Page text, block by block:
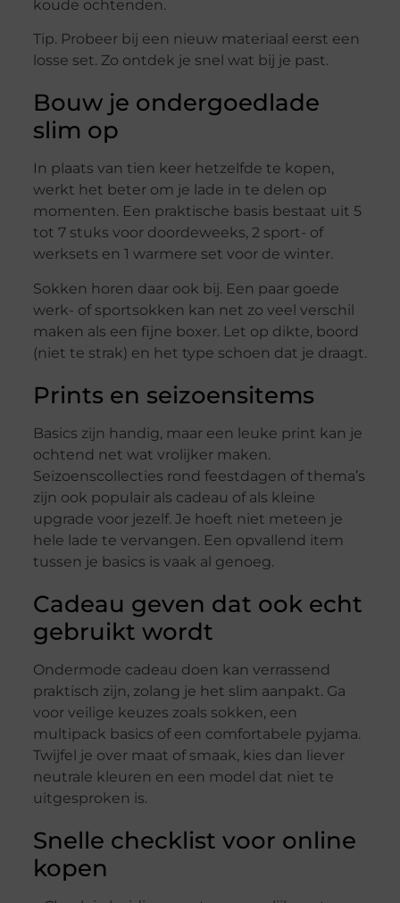
koude ochtenden.
Tip. Probeer bij een nieuw materiaal eerst een
losse set. Zo ontdek je snel wat bij je past.
Bouw je ondergoedlade
slim op
In plaats van tien keer hetzelfde te kopen,
werkt het beter om je lade in te delen op
momenten. Een praktische basis bestaat uit 5
tot 7 stuks voor doordeweeks, 2 sport- of
werksets en 1 warmere set voor de winter.
Sokken horen daar ook bij. Een paar goede
werk- of sportsokken kan net zo veel verschil
maken als een fijne boxer. Let op dikte, boord
(niet te strak) en het type schoen dat je draagt.
Prints en seizoensitems
Basics zijn handig, maar een leuke print kan je
ochtend net wat vrolijker maken.
Seizoenscollecties rond feestdagen of thema’s
zijn ook populair als cadeau of als kleine
upgrade voor jezelf. Je hoeft niet meteen je
hele lade te vervangen. Een opvallend item
tussen je basics is vaak al genoeg.
Cadeau geven dat ook echt
gebruikt wordt
Ondermode cadeau doen kan verrassend
praktisch zijn, zolang je het slim aanpakt. Ga
voor veilige keuzes zoals sokken, een
multipack basics of een comfortabele pyjama.
Twijfel je over maat of smaak, kies dan liever
neutrale kleuren en een model dat niet te
uitgesproken is.
Snelle checklist voor online
kopen